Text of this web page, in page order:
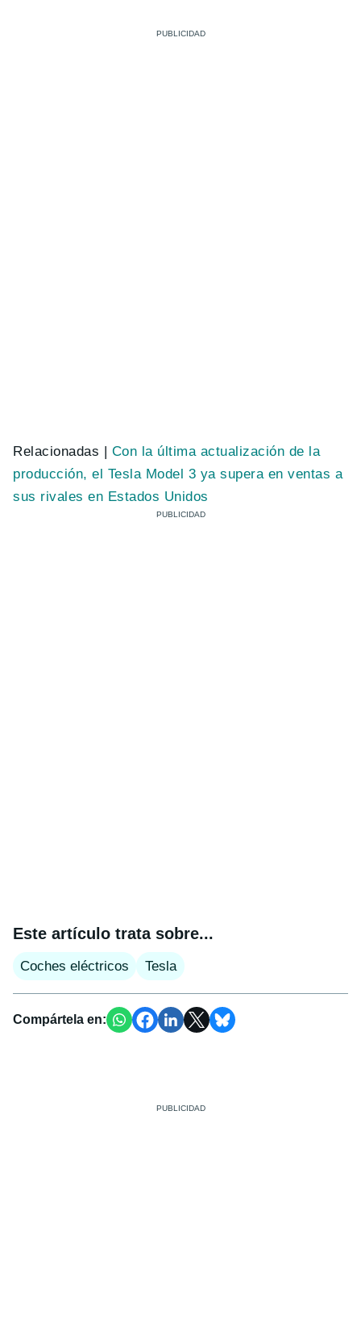
Relacionadas | Con la última actualización de la
producción, el Tesla Model 3 ya supera en ventas a
sus rivales en Estados Unidos
Este artículo trata sobre...
Coches eléctricos Tesla
Compártela en: